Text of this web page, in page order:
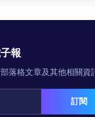
報
落格文章及其他相關資
訂閱